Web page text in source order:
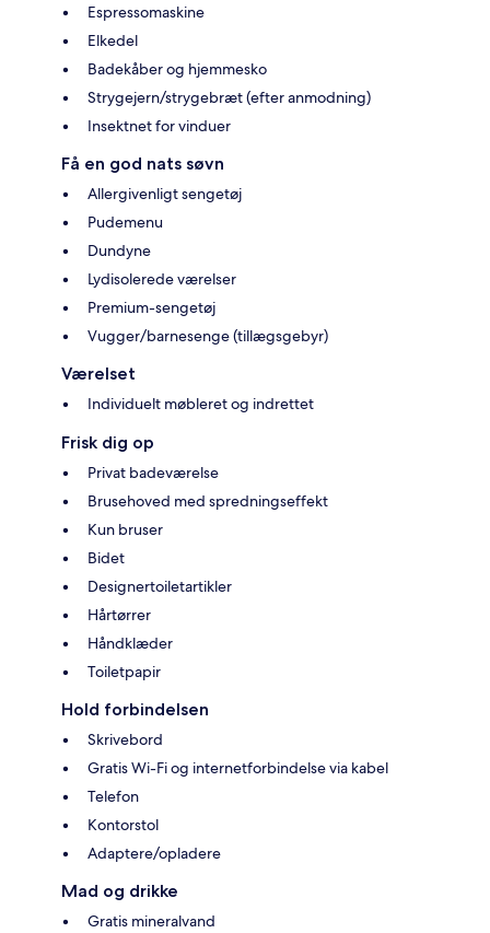
Espressomaskine
Elkedel
Badekåber og hjemmesko
Strygejern/strygebræt (efter anmodning)
Insektnet for vinduer
Få en god nats søvn
Allergivenligt sengetøj
Pudemenu
Dundyne
Lydisolerede værelser
Premium-sengetøj
Vugger/barnesenge (tillægsgebyr)
Værelset
Individuelt møbleret og indrettet
Frisk dig op
Privat badeværelse
Brusehoved med spredningseffekt
Kun bruser
Bidet
Designertoiletartikler
Hårtørrer
Håndklæder
Toiletpapir
Hold forbindelsen
Skrivebord
Gratis Wi-Fi og internetforbindelse via kabel
Telefon
Kontorstol
Adaptere/opladere
Mad og drikke
Gratis mineralvand